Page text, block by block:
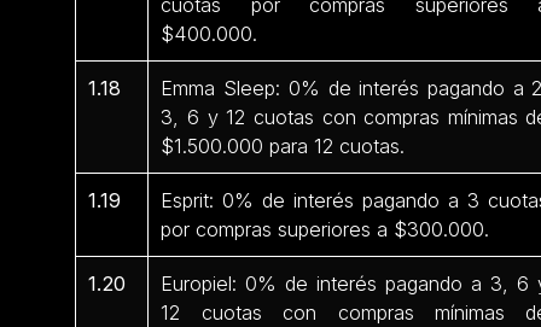
$400.000.
1.18
Emma Sleep: 0% de interés pagando a
3, 6 y 12 cuotas con compras mínimas
$1.500.000 para 12 cuotas.
1.19
Esprit: 0% de interés pagando a 3
por compras superiores a $300.000.
1.20
Europiel: 0% de interés pagando a 3, 6
12 cuotas con compras mínimas